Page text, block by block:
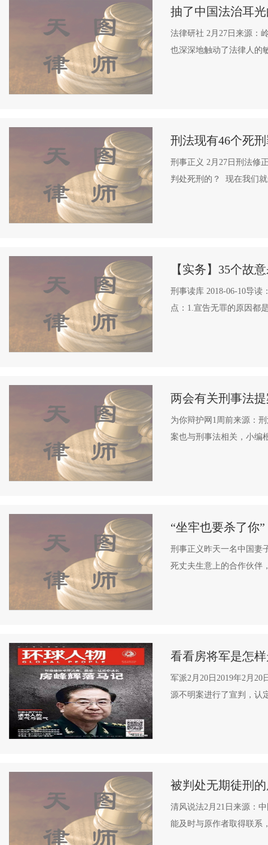
抽了中国法治耳
法律研社 2月27日来源：
也深深地触动了法律人的
刑法现有46个死
刑事正义 2月27日刑法修
判处死刑的？ 现在我们
【实务】35个故
刑事读库 2018-06-10导
点：1.宣告无罪的原因都
两会有关刑事法
为你辩护网1周前来源：
案也与刑事法相关，小编
“坐牢也要杀了你
刑事正义昨天一名中国妻
死丈夫生意上的合作伙伴
看看房将军是怎
军派2月20日2019年2月
源不明案进行了宣判，认
被判处无期徒刑
清风说法2月21日来源：
能及时与原作者取得联系